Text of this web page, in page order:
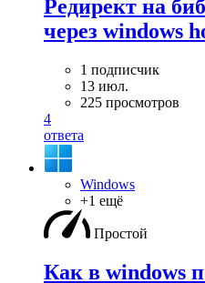
Редирект на
через windows
1 подписчик
13 июл.
225 просмотров
4
ответа
Windows
+1 ещё
Простой
Как в windows